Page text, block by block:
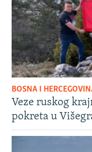
BOSNA I
Veze ruskog
pokreta u